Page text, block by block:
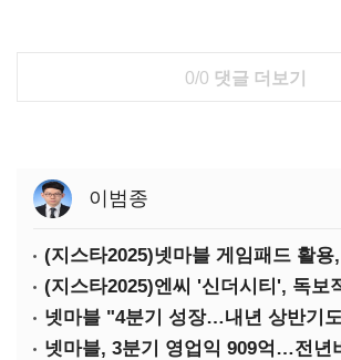
0/0 댓글 더보기
이범종
넷마블 "4분기 성장…내년 상반기
넷마블, 3분기 영업익 909억…전년